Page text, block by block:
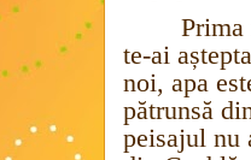
Prima
te-ai
noi, apa
pătrunsă
peisajul nu